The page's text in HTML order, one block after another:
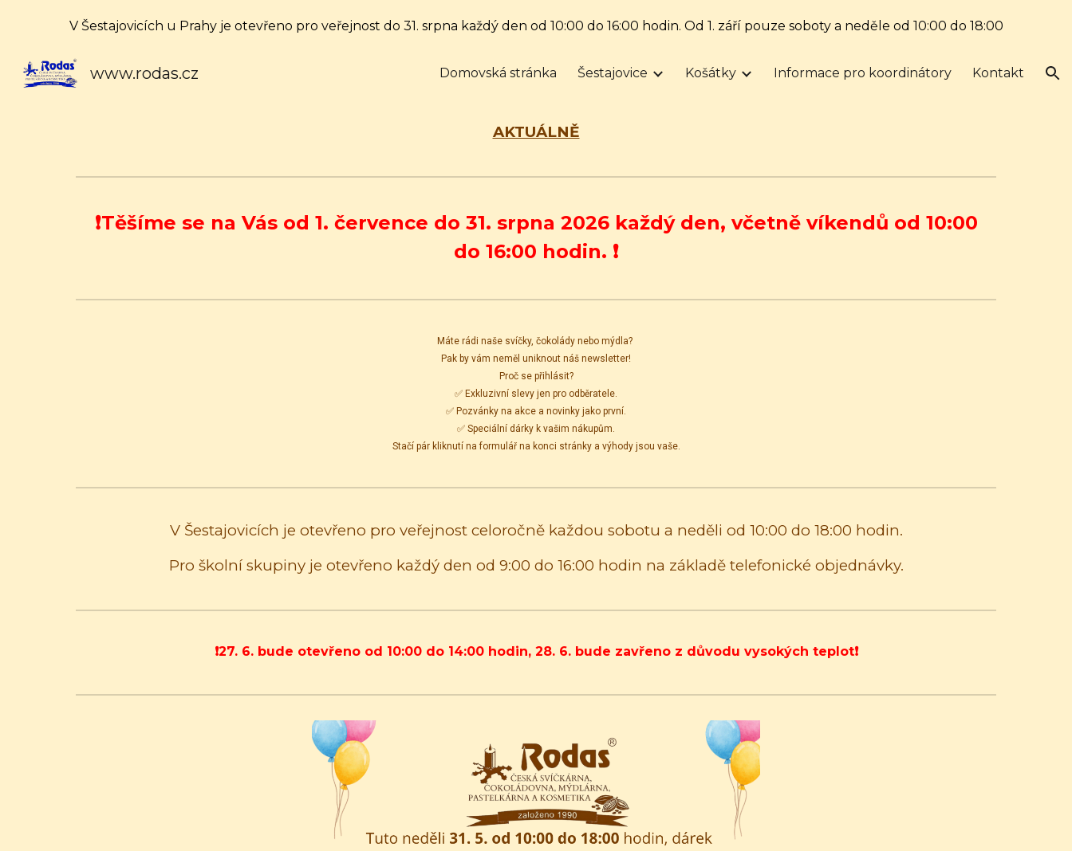
Skip to main content Skip to navigation
V Šestajovicích u Prahy je otevřeno pro veřejnost do 31. srpna každý den od 10:00 do 16:00 hodin. Od 1. září pouze soboty a neděle od 10:00 do 18:00
www.rodas.cz Domovská stránka Šestajovice Košátky Informace pro koordinátory Kontakt
AKTUÁLNĚ
❗️Těšíme se na Vás od 1. července do 31. srpna 2026 každý den, včetně víkendů od 10:00
do 16:00 hodin. ❗️
Máte rádi naše svíčky, čokolády nebo mýdla?
Pak by vám neměl uniknout náš newsletter!
Proč se přihlásit?
✅ Exkluzivní slevy jen pro odběratele.
✅ Pozvánky na akce a novinky jako první.
✅ Speciální dárky k vašim nákupům.
Stačí pár kliknutí na formulář na konci stránky a výhody jsou vaše.
V Šestajovicích je otevřeno pro veřejnost celoročně každou sobotu a neděli od 10:00 do 18:00 hodin.
Pro školní skupiny je otevřeno každý den od 9:00 do 16:00 hodin na základě telefonické objednávky.
❗️27. 6. bude otevřeno od 10:00 do 14:00 hodin, 28. 6. bude zavřeno z důvodu vysokých teplot❗️